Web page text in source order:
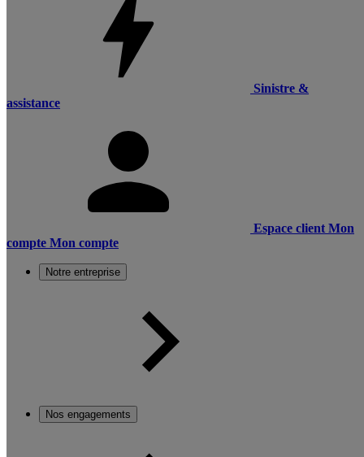
Sinistre &
assistance
Espace client Mon
compte Mon compte
Notre entreprise
Nos engagements